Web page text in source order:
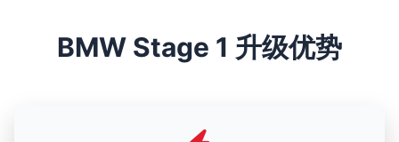
BMW Stage 1 升级优势